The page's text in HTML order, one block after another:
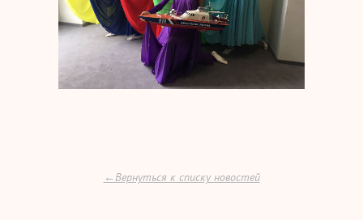
←Вернуться к списку новостей